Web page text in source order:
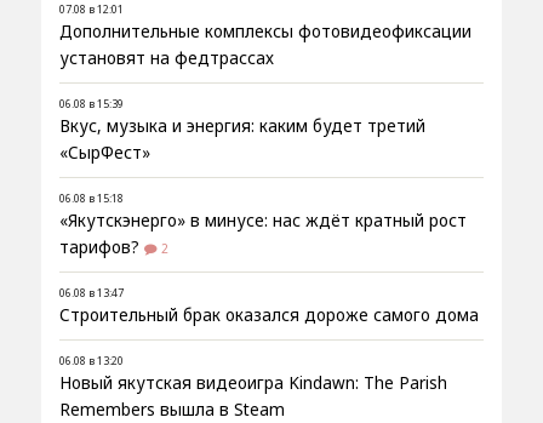
07.08 в 12:01
Дополнительные комплексы фотовидеофиксации
установят на федтрассах
06.08 в 15:39
Вкус, музыка и энергия: каким будет третий
«СырФест»
06.08 в 15:18
«Якутскэнерго» в минусе: нас ждёт кратный рост
тарифов?
2
06.08 в 13:47
Строительный брак оказался дороже самого дома
06.08 в 13:20
Новый якутская видеоигра Kindawn: The Parish
Remembers вышла в Steam